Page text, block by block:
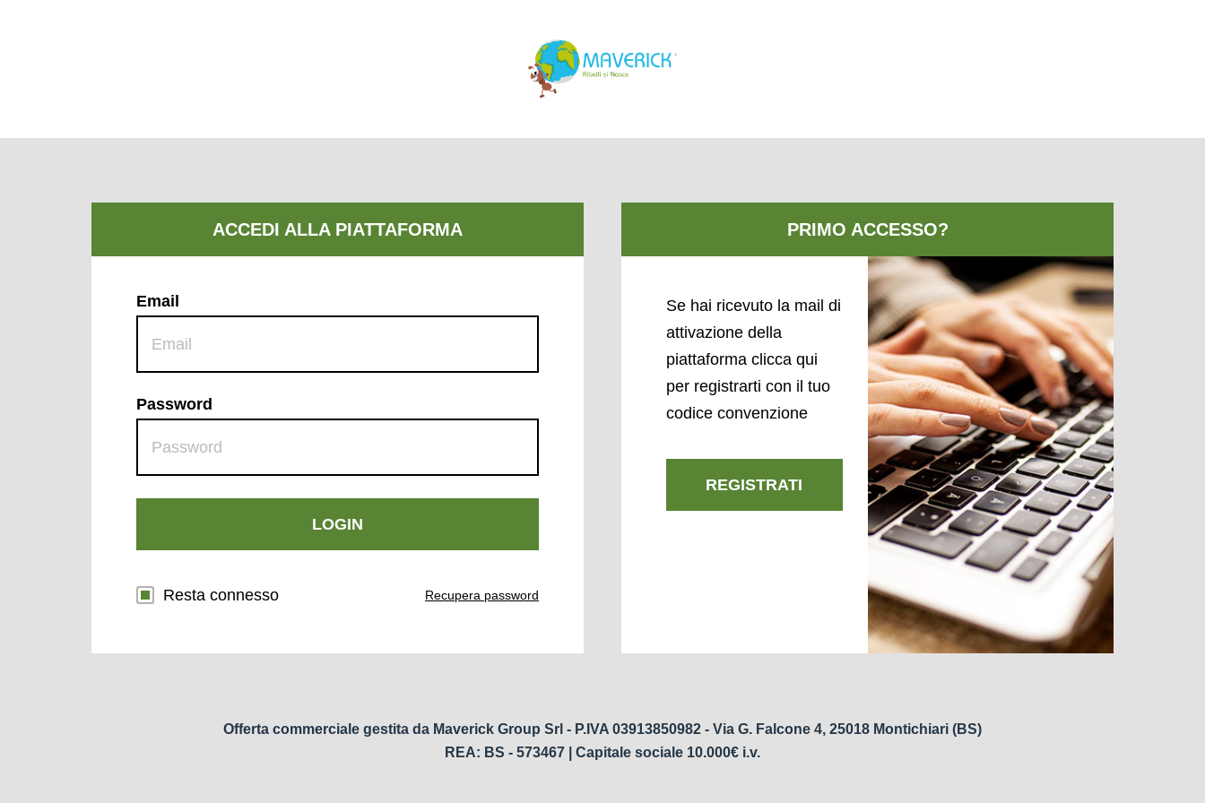
Email
Password
LOGIN
Resta connesso Recupera password
Se hai ricevuto la mail di
attivazione della
piattaforma clicca qui
per registrarti con il tuo
codice convenzione
REGISTRATI
Offerta commerciale gestita da Maverick Group Srl - P.IVA 03913850982 - Via G. Falcone 4, 25018 Montichiari (BS)
REA: BS - 573467 | Capitale sociale 10.000€ i.v.